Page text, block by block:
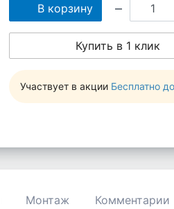
В корзину
Купить в 1 клик
Участвует в акции Бесплатно
Монтаж Комментарии